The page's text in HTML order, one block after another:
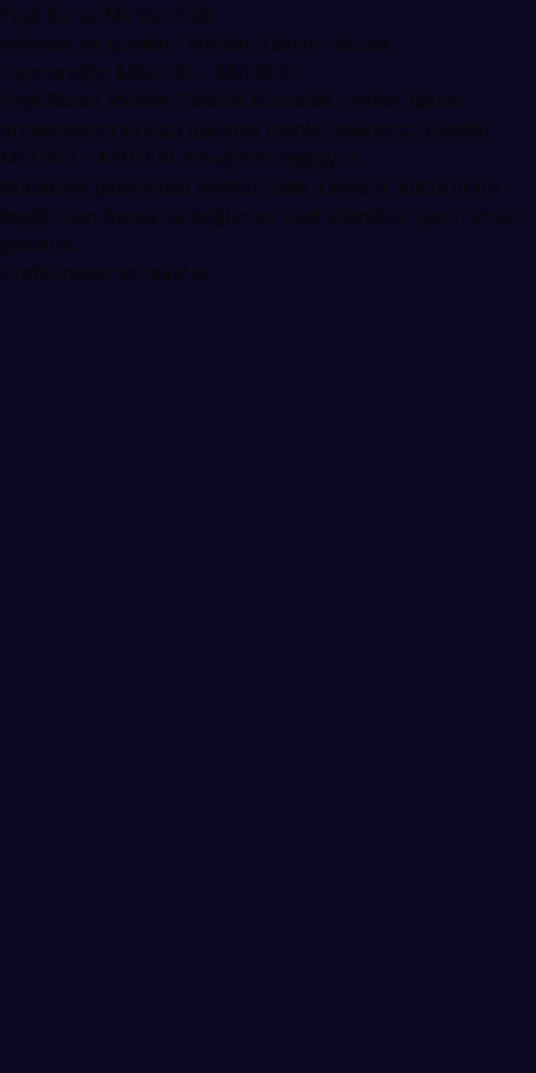
Yeşil Bursa Mehter Ekibi
eglence-ve-gosteri · Mehter Takımı · Bursa
Fiyat aralığı: ₺60.000 – ₺80.000
Yeşil Bursa Mehter Ekibi ile Bursa'da mehter takımı
organizasyonunuzu güvenle planlayabilirsiniz. Fiyatlar
₺60.000 – ₺80.000 aralığında değişiyor.
Bursa'nın geleneksel mehter ekibi. Osmanlı kültürünün
beşiği olan Bursa'da düğün ve özel etkinlikler için mehter
gösterisi.
Profili incele ve teklif al